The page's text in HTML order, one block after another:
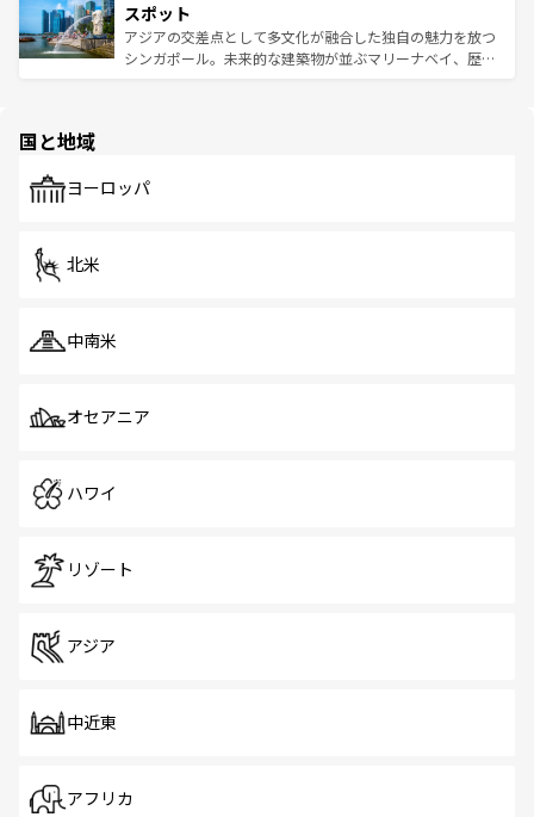
が待っている。親しみやすいタイの人々、仏教を中心とし
た文化、そして多様な観光資源が、訪れる旅人を魅了し続
ける。 なお、新着のタイ情報はコンテンツ一覧を参照して
ており、効率よく見どころを回れるのも魅力。息をのむよ
うな絶景から文化的な体験まで、香港を存分に楽しみ尽く
そう。 なお、新着の香港情報はコンテンツ一覧を参照して
スポット
アジアの交差点として多文化が融合した独自の魅力を放つ
シンガポール。未来的な建築物が並ぶマリーナベイ、歴史
で、ホーカーズは地元の風情を楽しめる外せないスポット
国と地域
ヨーロッパ
北米
中南米
オセアニア
ハワイ
リゾート
アジア
中近東
アフリカ